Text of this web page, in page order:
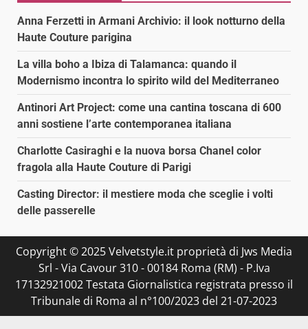
articoli
Anna Ferzetti in Armani Archivio: il look notturno della
Haute Couture parigina
La villa boho a Ibiza di Talamanca: quando il
Modernismo incontra lo spirito wild del Mediterraneo
Antinori Art Project: come una cantina toscana di 600
anni sostiene l’arte contemporanea italiana
Charlotte Casiraghi e la nuova borsa Chanel color
fragola alla Haute Couture di Parigi
Casting Director: il mestiere moda che sceglie i volti
delle passerelle
Copyright © 2025 Velvetstyle.it proprietà di Jws Media
Srl - Via Cavour 310 - 00184 Roma (RM) - P.Iva
17132921002 Testata Giornalistica registrata presso il
Tribunale di Roma al n°100/2023 del 21-07-2023